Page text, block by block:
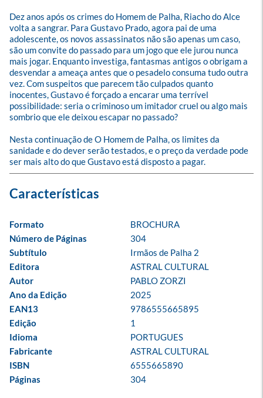
Dez anos após os crimes do Homem de Palha, Riacho do Alce
volta a sangrar. Para Gustavo Prado, agora pai de uma
adolescente, os novos assassinatos não são apenas um caso,
são um convite do passado para um jogo que ele jurou nunca
mais jogar. Enquanto investiga, fantasmas antigos o obrigam a
desvendar a ameaça antes que o pesadelo consuma tudo outra
vez. Com suspeitos que parecem tão culpados quanto
inocentes, Gustavo é forçado a encarar uma terrível
possibilidade: seria o criminoso um imitador cruel ou algo mais
sombrio que ele deixou escapar no passado?
Nesta continuação de O Homem de Palha, os limites da
sanidade e do dever serão testados, e o preço da verdade pode
ser mais alto do que Gustavo está disposto a pagar.
Formato
BROCHURA
Número de Páginas
304
Subtítulo
Irmãos de Palha 2
Editora
ASTRAL CULTURAL
Autor
PABLO ZORZI
Ano da Edição
2025
EAN13
9786555665895
Edição
1
Idioma
PORTUGUES
Fabricante
ASTRAL CULTURAL
ISBN
6555665890
Páginas
304